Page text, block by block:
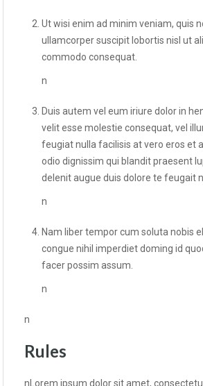
Ut wisi enim ad minim veniam, quis
ullamcorper suscipit lobortis nisl ut
commodo consequat.
n
Duis autem vel eum iriure dolor in
velit esse molestie consequat, vel
feugiat nulla facilisis at vero eros et
odio dignissim qui blandit praesent
delenit augue duis dolore te feugait
n
Nam liber tempor cum soluta nobis
congue nihil imperdiet doming id
facer possim assum.
n
n
Rules
nLorem ipsum dolor sit amet,